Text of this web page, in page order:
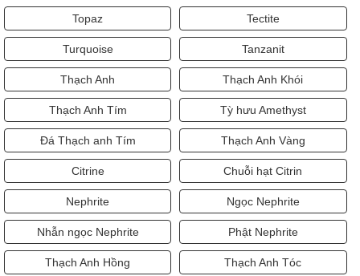
Topaz Tectite
Turquoise Tanzanit
Thạch Anh Thạch Anh Khói
Thạch Anh Tím Tỳ hưu Amethyst
Đá Thạch anh Tím Thạch Anh Vàng
Citrine Chuỗi hạt Citrin
Nephrite Ngọc Nephrite
Nhẫn ngọc Nephrite Phật Nephrite
Thạch Anh Hồng Thạch Anh Tóc